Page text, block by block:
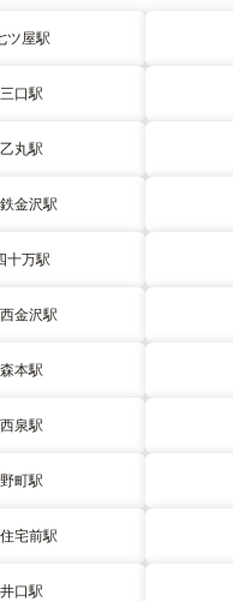
ツ屋駅
三口駅
乙丸駅
金沢駅
十万駅
金沢駅
森本駅
西泉駅
野町駅
宅前駅
井口駅